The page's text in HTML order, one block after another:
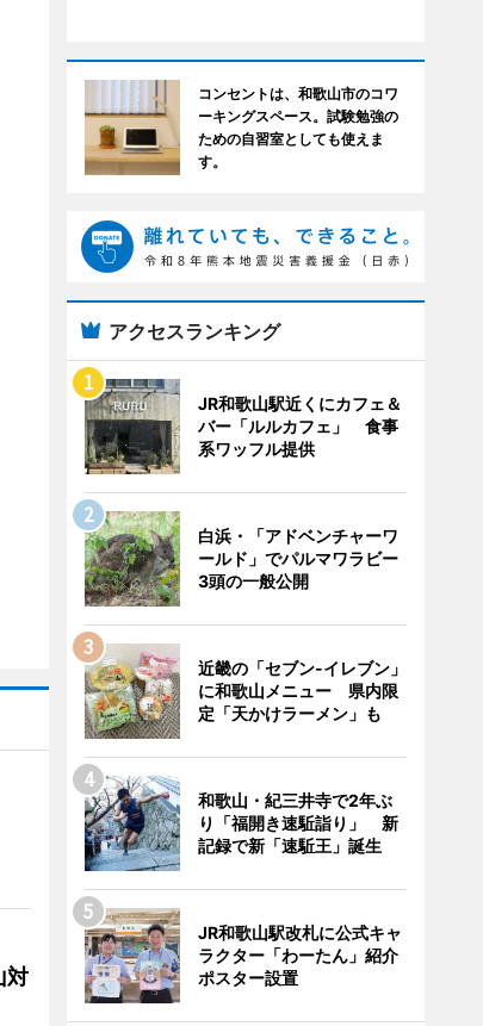
対
コンセントは、和歌山市のコワ
ーキングスペース。試験勉強の
ための自習室としても使えま
す。
アクセスランキング
JR和歌山駅近くにカフェ＆
バー「ルルカフェ」 食事
系ワッフル提供
白浜・「アドベンチャーワ
ールド」でパルマワラビー
3頭の一般公開
近畿の「セブン-イレブン」
に和歌山メニュー 県内限
定「天かけラーメン」も
和歌山・紀三井寺で2年ぶ
り「福開き速駈詣り」 新
記録で新「速駈王」誕生
JR和歌山駅改札に公式キャ
ラクター「わーたん」紹介
ポスター設置